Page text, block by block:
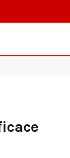
efficace que les